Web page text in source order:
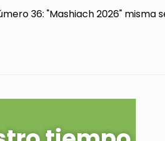
36: "Mashiach 2026" misma